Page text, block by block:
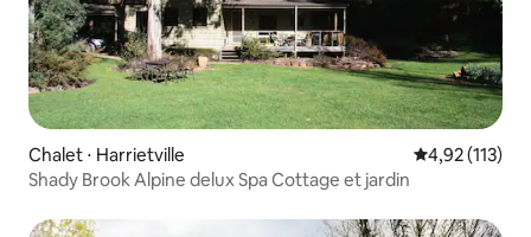
Chalet ⋅ Harrietville Évaluation
4,92 (113)
Shady Brook Alpine delux Spa Cottage et jardin